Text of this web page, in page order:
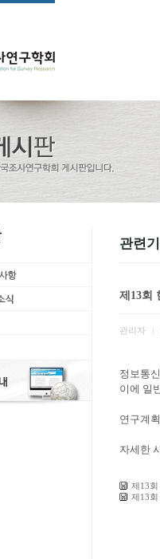
관련
제13회
관리자
정보통
이에 일
연구계
자세한
제13
제13